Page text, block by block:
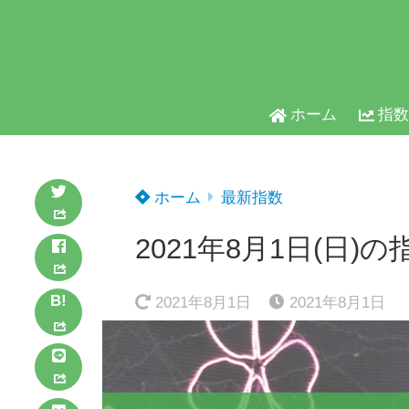
ホーム 指数
B!
ホーム 最新指数
2021年8月1日(日)の
2021年8月1日 2021年8月1日